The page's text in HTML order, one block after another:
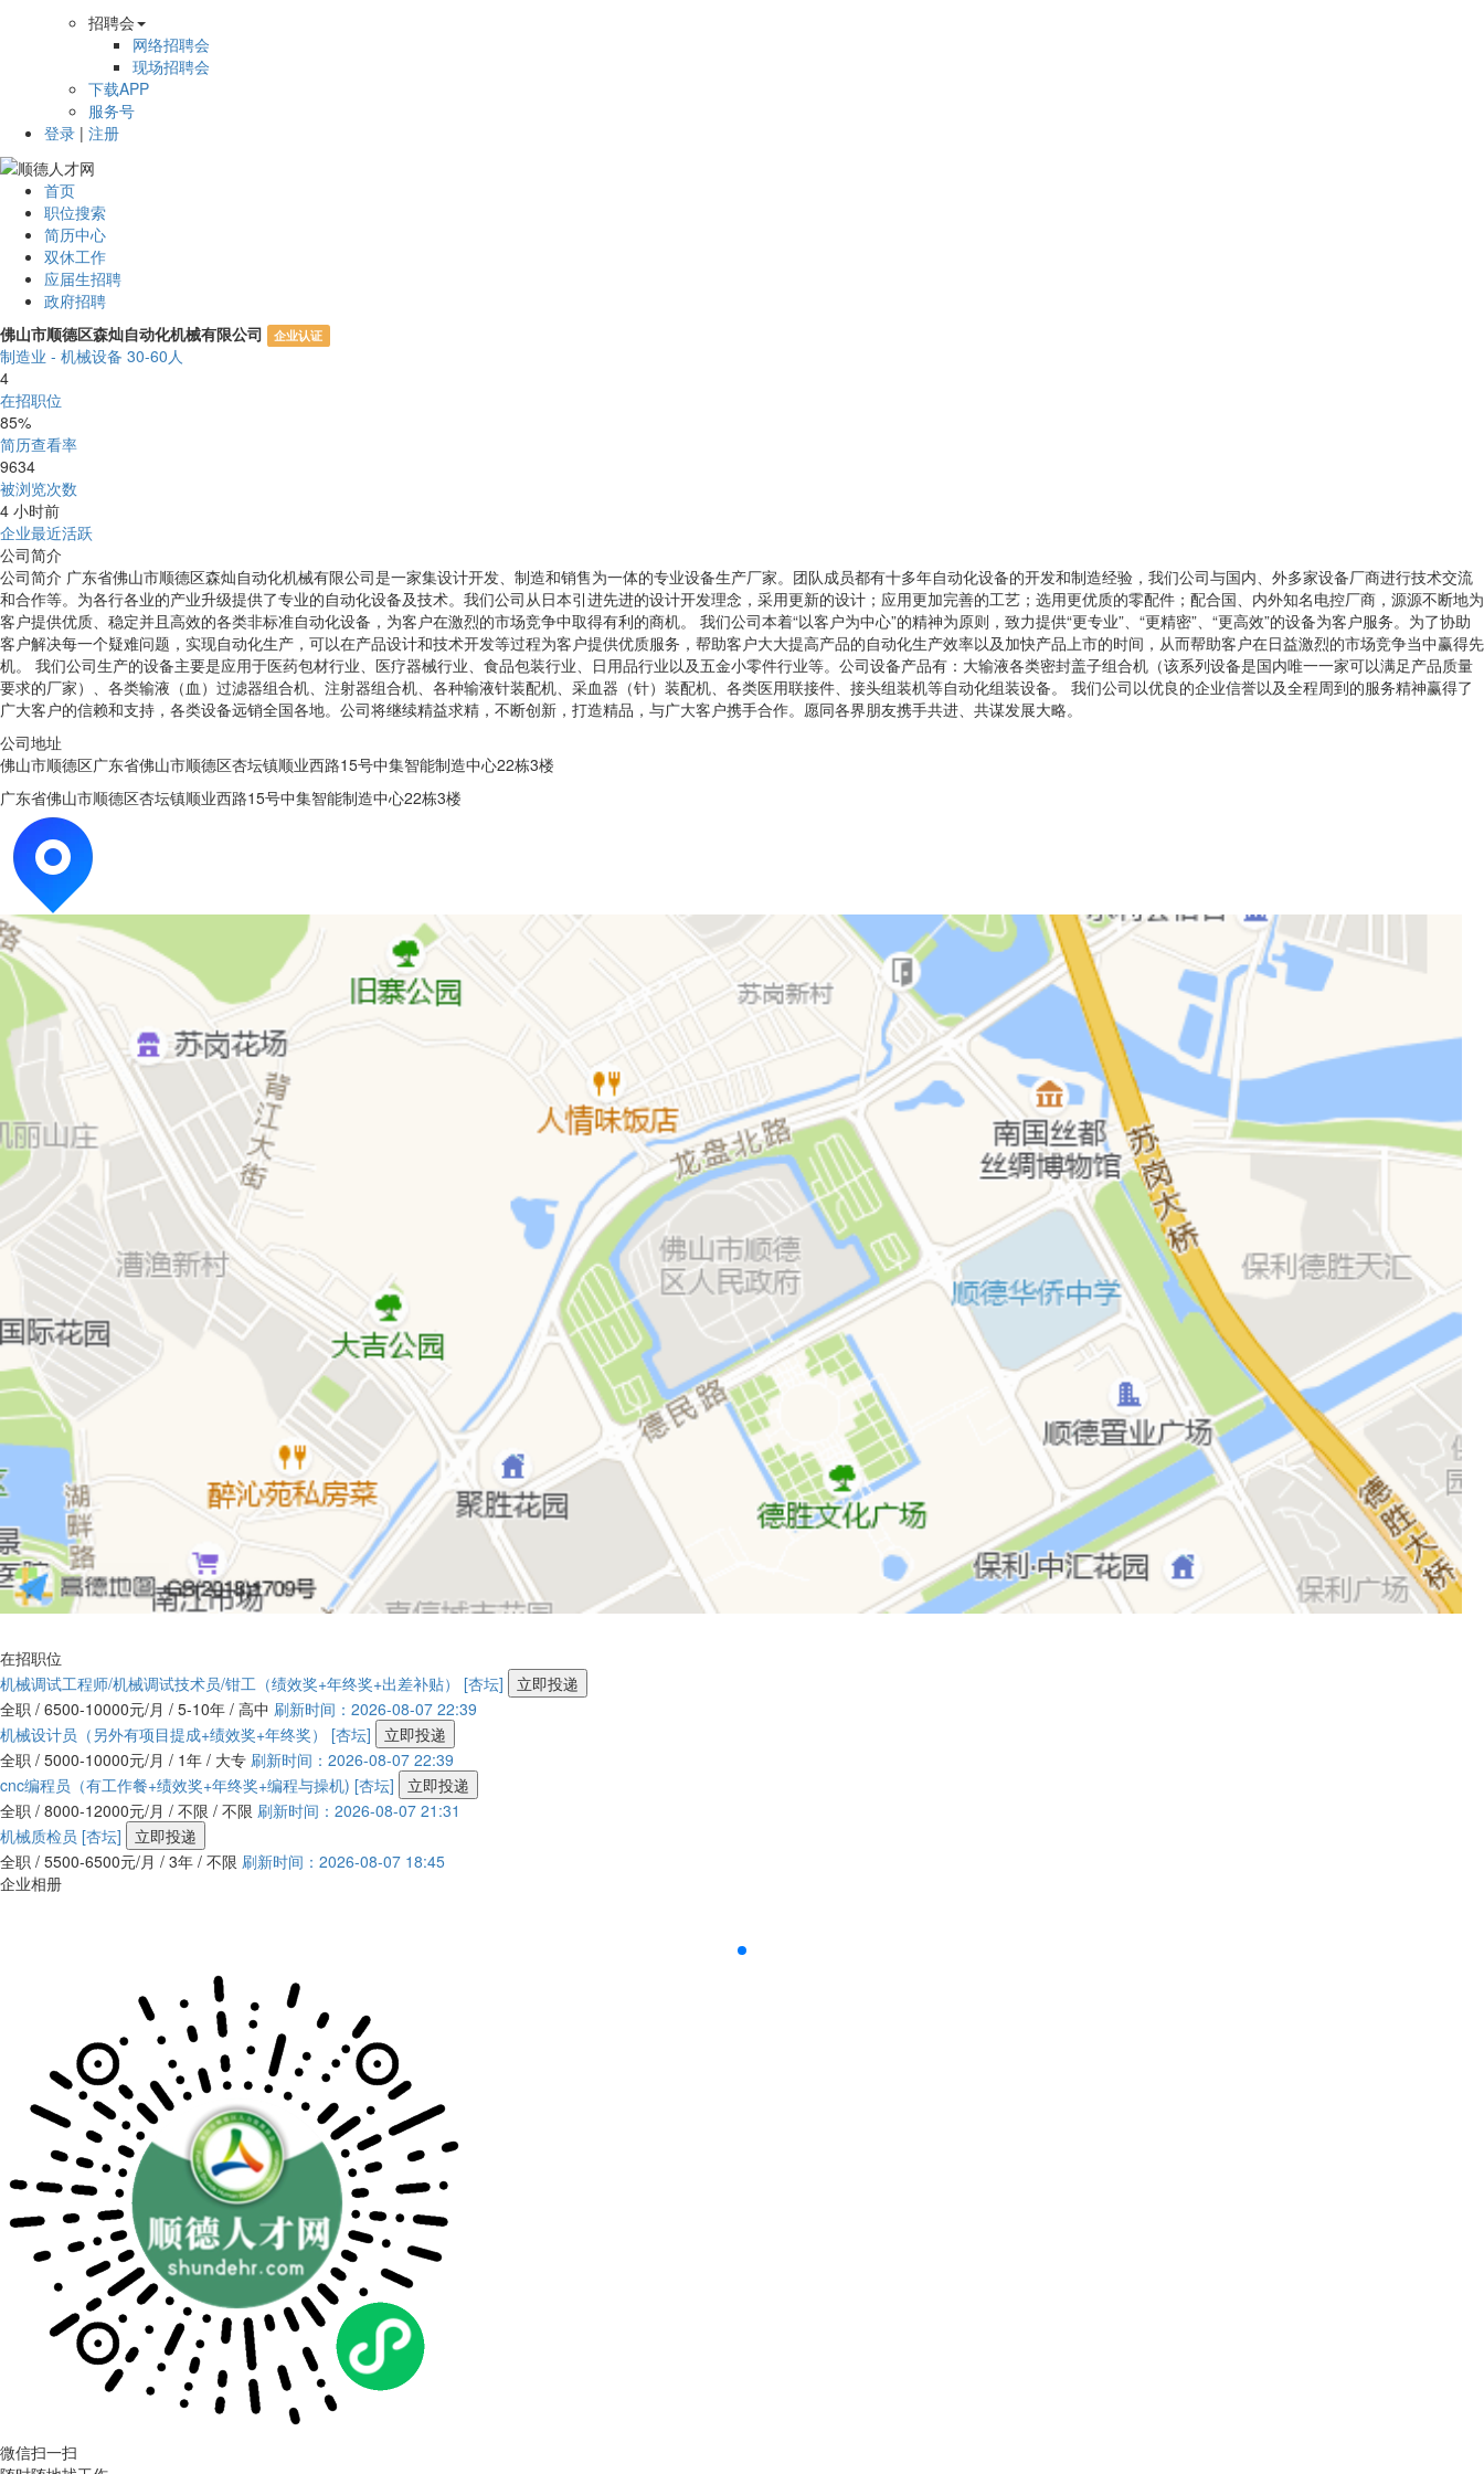
招聘会
网络招聘会
现场招聘会
下载APP
服务号
登录 | 注册
首页
职位搜索
简历中心
双休工作
应届生招聘
政府招聘
佛山市顺德区森灿自动化机械有限公司
企业认证
制造业 - 机械设备 30-60人
4
在招职位
85%
简历查看率
9634
被浏览次数
4 小时前
企业最近活跃
公司简介
公司简介 广东省佛山市顺德区森灿自动化机械有限公司是一家集设计开发、制造和销售为一体的专业设备生产厂家。团队成员都有十多年自动化设备的开发和制造经验，我们公司与国内、外多家设备厂商进行技术交流
和合作等。为各行各业的产业升级提供了专业的自动化设备及技术。我们公司从日本引进先进的设计开发理念，采用更新的设计；应用更加完善的工艺；选用更优质的零配件；配合国、内外知名电控厂商，源源不断地为
客户提供优质、稳定并且高效的各类非标准自动化设备，为客户在激烈的市场竞争中取得有利的商机。 我们公司本着“以客户为中心”的精神为原则，致力提供“更专业”、“更精密”、“更高效”的设备为客户服务。为了协助
客户解决每一个疑难问题，实现自动化生产，可以在产品设计和技术开发等过程为客户提供优质服务，帮助客户大大提高产品的自动化生产效率以及加快产品上市的时间，从而帮助客户在日益激烈的市场竞争当中赢得先
机。 我们公司生产的设备主要是应用于医药包材行业、医疗器械行业、食品包装行业、日用品行业以及五金小零件行业等。公司设备产品有：大输液各类密封盖子组合机（该系列设备是国内唯一一家可以满足产品质量
要求的厂家）、各类输液（血）过滤器组合机、注射器组合机、各种输液针装配机、采血器（针）装配机、各类医用联接件、接头组装机等自动化组装设备。 我们公司以优良的企业信誉以及全程周到的服务精神赢得了
广大客户的信赖和支持，各类设备远销全国各地。公司将继续精益求精，不断创新，打造精品，与广大客户携手合作。愿同各界朋友携手共进、共谋发展大略。
公司地址
佛山市顺德区广东省佛山市顺德区杏坛镇顺业西路15号中集智能制造中心22栋3楼
广东省佛山市顺德区杏坛镇顺业西路15号中集智能制造中心22栋3楼
在招职位
机械调试工程师/机械调试技术员/钳工（绩效奖+年终奖+出差补贴） [杏坛]
立即投递
全职 / 6500-10000元/月 / 5-10年 / 高中 刷新时间：2026-08-07 22:39
机械设计员（另外有项目提成+绩效奖+年终奖） [杏坛]
立即投递
全职 / 5000-10000元/月 / 1年 / 大专 刷新时间：2026-08-07 22:39
cnc编程员（有工作餐+绩效奖+年终奖+编程与操机) [杏坛]
立即投递
全职 / 8000-12000元/月 / 不限 / 不限 刷新时间：2026-08-07 21:31
机械质检员 [杏坛]
立即投递
全职 / 5500-6500元/月 / 3年 / 不限 刷新时间：2026-08-07 18:45
企业相册
微信扫一扫